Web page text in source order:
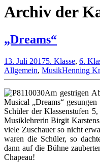
Archiv der
„Dreams“
13. Juli 20175. Klasse, 6.
Allgemein, MusikHenning
Am gestrigen
Musical „Dreams“
Schüler der Klassenstufen
Musiklehrerin Birgit
viele Zuschauer so nicht
waren die Schüler, so
dann auf die Bühne
Chapeau!